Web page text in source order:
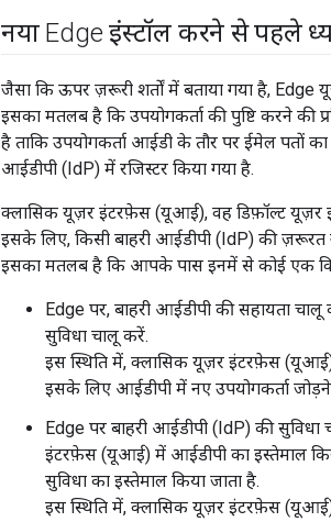
नया Edge इंस्टॉल करने से पहले
जैसा कि ऊपर ज़रूरी शर्तों में बताया गया है,
इसका मतलब है कि उपयोगकर्ता की पुष्टि करने की
है ताकि उपयोगकर्ता आईडी के तौर पर ईमेल पतों
आईडीपी (IdP) में रजिस्टर किया गया है.
क्लासिक यूज़र इंटरफ़ेस (यूआई), वह डिफ़ॉल्ट यूज़र
इसके लिए, किसी बाहरी आईडीपी (IdP) की ज़रूरत
इसका मतलब है कि आपके पास इनमें से कोई एक
Edge पर, बाहरी आईडीपी की सहायता
सुविधा चालू करें.
इस स्थिति में, क्लासिक यूज़र इंटरफ़ेस
इसके लिए आईडीपी में नए उपयोगकर्ता
Edge पर बाहरी आईडीपी (IdP) की सुविधा
इंटरफ़ेस (यूआई) में आईडीपी का इस्तेमाल
सुविधा का इस्तेमाल किया जाता है.
इस स्थिति में, क्लासिक यूज़र इंटरफ़ेस (यूआई)